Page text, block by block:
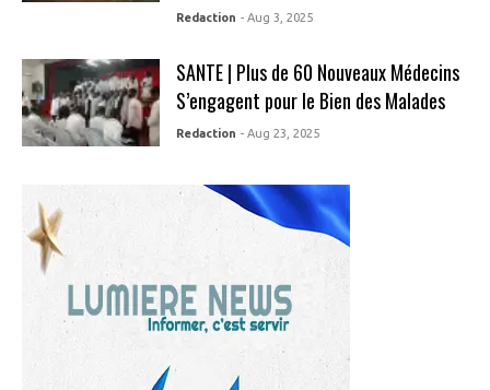
Redaction - Aug 3, 2025
SANTE | Plus de 60 Nouveaux Médecins
S’engagent pour le Bien des Malades
Redaction - Aug 23, 2025